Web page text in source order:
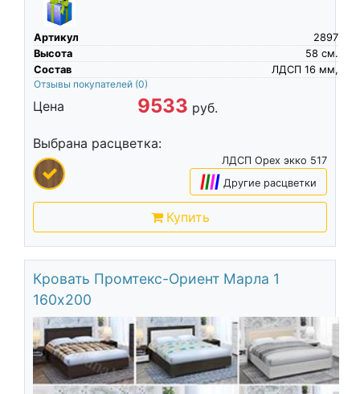
Артикул
2897
Высота
см.
58
Состав
ЛДСП 16 мм,
Отзывы покупателей (0)
Цена 9533 руб.
Выбрана расцветка:
ЛДСП Орех экко 517
|||| Другие расцветки
Купить
Кровать Промтекс-Ориент Марла 1
160х200